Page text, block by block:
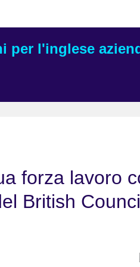
per l'inglese
forza lavoro
British